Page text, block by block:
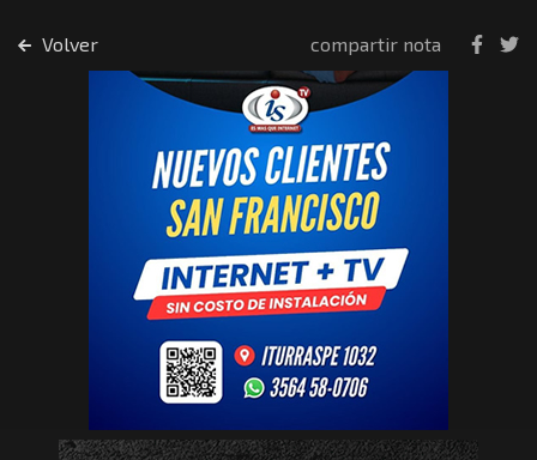
Volver compartir nota